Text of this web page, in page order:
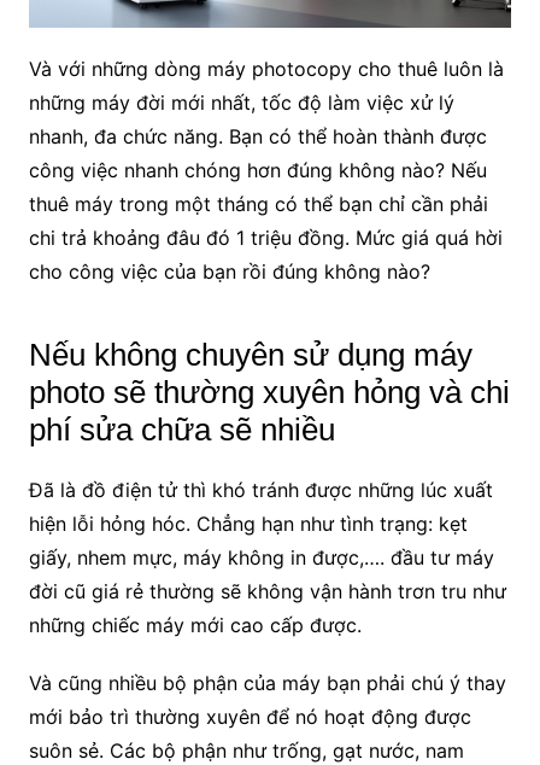
Và với những dòng máy photocopy cho thuê luôn là
những máy đời mới nhất, tốc độ làm việc xử lý
nhanh, đa chức năng. Bạn có thể hoàn thành được
công việc nhanh chóng hơn đúng không nào? Nếu
thuê máy trong một tháng có thể bạn chỉ cần phải
chi trả khoảng đâu đó 1 triệu đồng. Mức giá quá hời
cho công việc của bạn rồi đúng không nào?
Nếu không chuyên sử dụng máy
photo sẽ thường xuyên hỏng và chi
phí sửa chữa sẽ nhiều
Đã là đồ điện tử thì khó tránh được những lúc xuất
hiện lỗi hỏng hóc. Chẳng hạn như tình trạng: kẹt
giấy, nhem mực, máy không in được,…. đầu tư máy
đời cũ giá rẻ thường sẽ không vận hành trơn tru như
những chiếc máy mới cao cấp được.
Và cũng nhiều bộ phận của máy bạn phải chú ý thay
mới bảo trì thường xuyên để nó hoạt động được
suôn sẻ. Các bộ phận như trống, gạt nước, nam